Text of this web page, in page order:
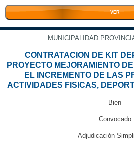
VER
MUNICIPALIDAD
CONTRATACION DE KIT
PROYECTO MEJORAMIENTO
EL INCREMENTO DE LAS
ACTIVIDADES FISICAS,
Bien
Convocado
Adjudicación